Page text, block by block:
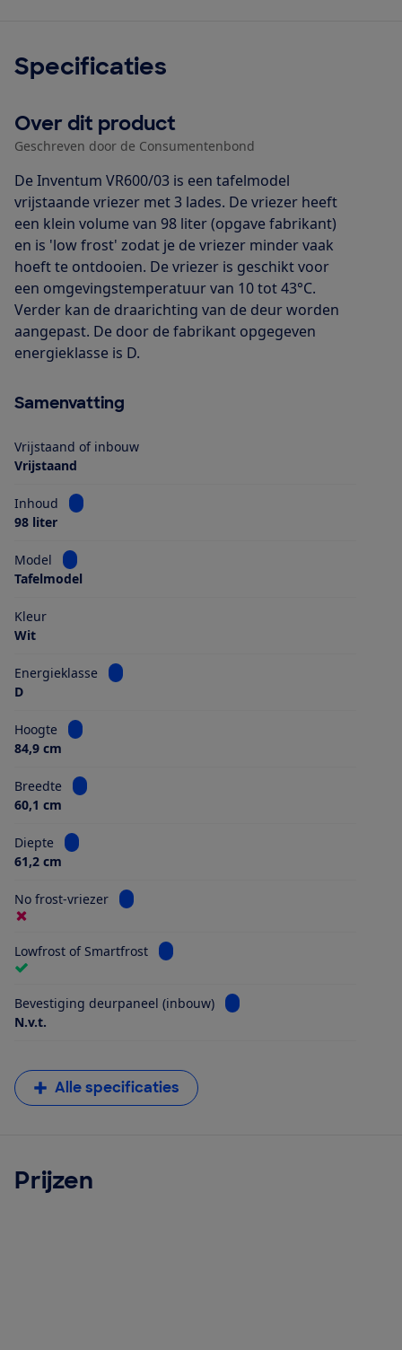
Specificaties
Over dit product
Geschreven door de Consumentenbond
De Inventum VR600/03 is een tafelmodel
vrijstaande vriezer met 3 lades. De vriezer heeft
een klein volume van 98 liter (opgave fabrikant)
en is 'low frost' zodat je de vriezer minder vaak
hoeft te ontdooien. De vriezer is geschikt voor
een omgevingstemperatuur van 10 tot 43°C.
Verder kan de draarichting van de deur worden
aangepast. De door de fabrikant opgegeven
energieklasse is D.
Samenvatting
Vrijstaand of inbouw
Vrijstaand
Inhoud
Bekijk informatie voor Inhoud
98 liter
Model
Bekijk informatie voor Model
Tafelmodel
Kleur
Wit
Energieklasse
Bekijk informatie voor Energieklasse
D
Hoogte
Bekijk informatie voor Hoogte
84,9 cm
Breedte
Bekijk informatie voor Breedte
60,1 cm
Diepte
Bekijk informatie voor Diepte
61,2 cm
No frost-vriezer Bekijk informatie voor No frost-vriezer
Lowfrost of Smartfrost Bekijk informatie voor Lowfrost of
Bevestiging deurpaneel (inbouw)
Bekijk informatie voor
N.v.t.
Alle specificaties
Prijzen